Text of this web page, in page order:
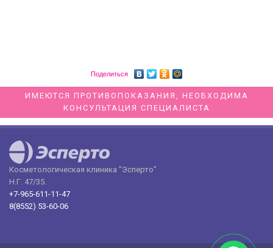
Поделиться
ИМЕЮТСЯ ПРОТИВОПОКАЗАНИЯ, НЕОБХОДИМА
КОНСУЛЬТАЦИЯ СПЕЦИАЛИСТА
Косметологическая клиника "Эсперто"
Н.Г. 47/35.
+7-965-611-11-47
8(8552) 53-60-06